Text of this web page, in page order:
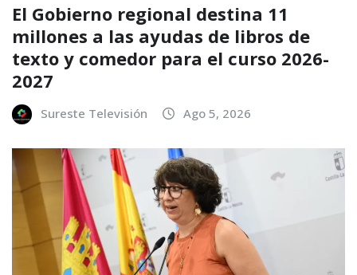
El Gobierno regional destina 11
millones a las ayudas de libros de
texto y comedor para el curso 2026-
2027
Sureste Televisión Ago 5, 2026